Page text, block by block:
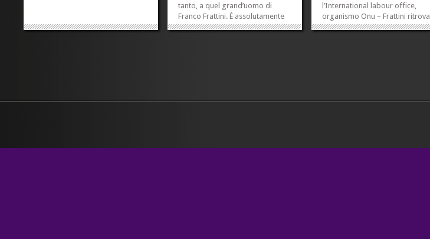
tanto, a quel grand’uomo di
Franco Frattini. È assolutamente
vero: l’Onu non ce l’aveva con lui
l’International labour office,
organismo Onu – Frattini ritrova
la favella: «Gravemente